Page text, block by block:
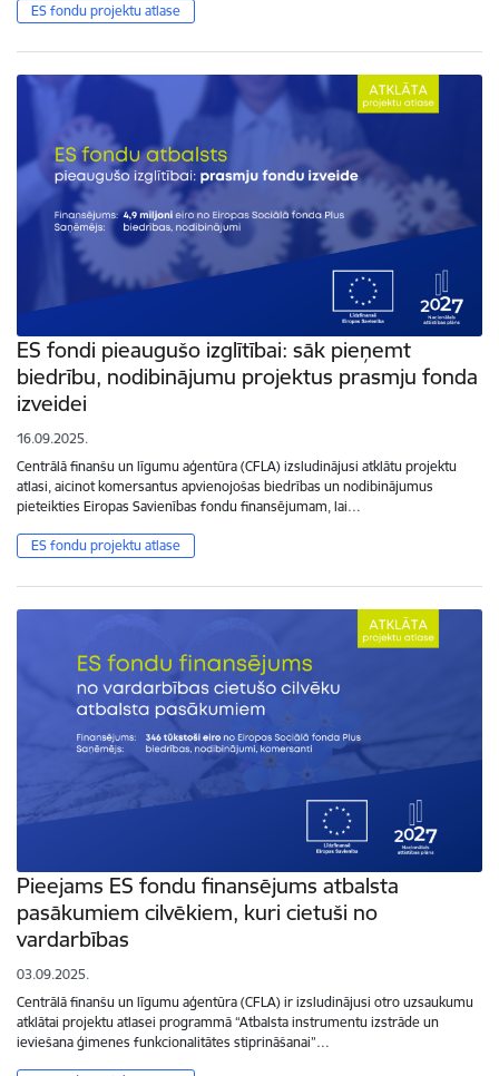
ES fondu projektu atlase
ES fondi pieaugušo izglītībai: sāk pieņemt
biedrību, nodibinājumu projektus prasmju fonda
izveidei
16.09.2025.
Centrālā finanšu un līgumu aģentūra (CFLA) izsludinājusi atklātu projektu
atlasi, aicinot komersantus apvienojošas biedrības un nodibinājumus
pieteikties Eiropas Savienības fondu finansējumam, lai…
ES fondu projektu atlase
Pieejams ES fondu finansējums atbalsta
pasākumiem cilvēkiem, kuri cietuši no
vardarbības
03.09.2025.
Centrālā finanšu un līgumu aģentūra (CFLA) ir izsludinājusi otro uzsaukumu
atklātai projektu atlasei programmā “Atbalsta instrumentu izstrāde un
ieviešana ģimenes funkcionalitātes stiprināšanai”…